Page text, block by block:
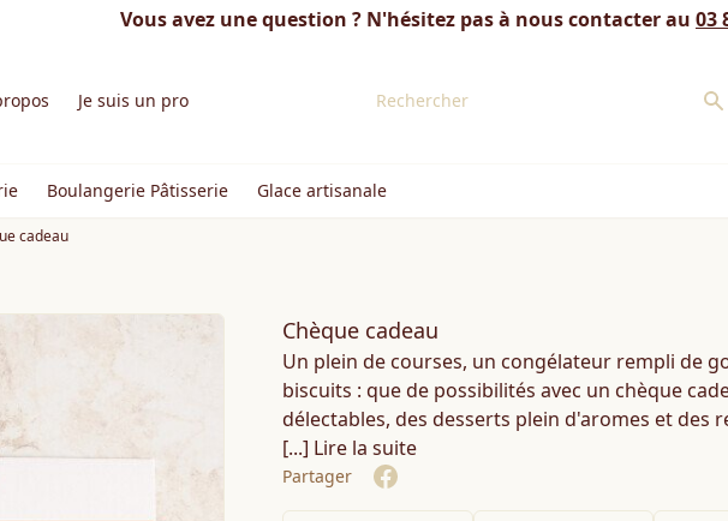
Vous avez une question ? N'hésitez pas à nous contacter au 03
Je suis un pro
Boulangerie Pâtisserie Glace artisanale
cadeau
Chèque cadeau
Un plein de courses, un congélateur rempli de
biscuits : que de possibilités avec un chèque
délectables, des desserts plein d'aromes et des
[...] Lire la suite
Partager
Share on Facebook